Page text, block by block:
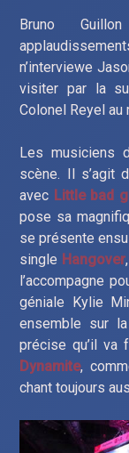
Bruno
n’interviewe
visiter par la
Colonel Reyel au
Les musiciens
scène. Il s’agit
avec Little bad
pose sa
se présente
single Hangover
l’accompagne
géniale Kylie
ensemble sur
précise qu’il va
Dynamite,
chant toujours